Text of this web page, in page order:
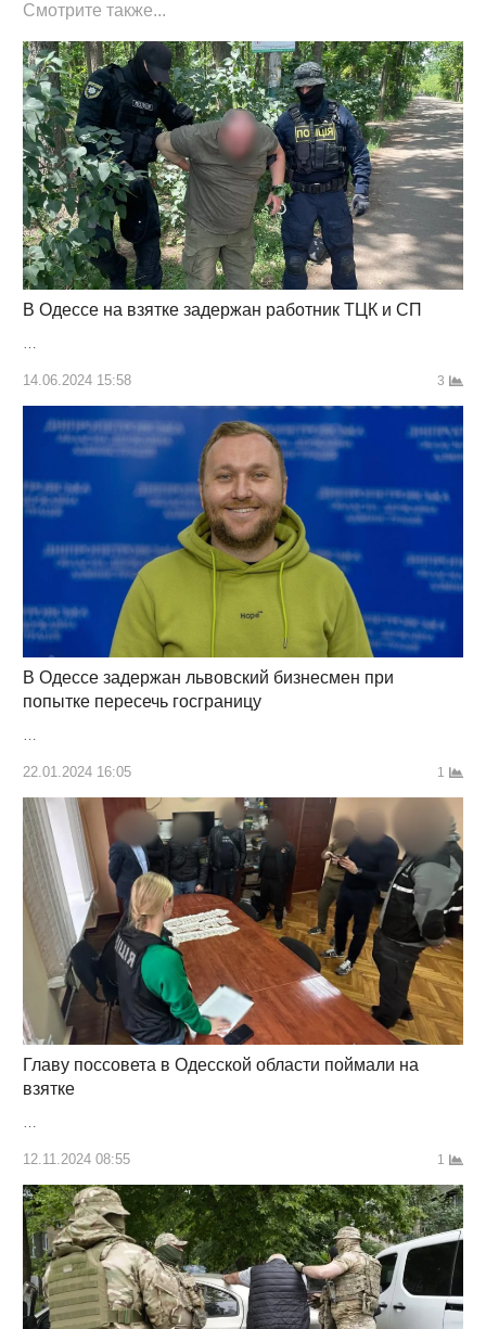
Смотрите также...
В Одессе на взятке задержан работник ТЦК и СП
14.06.2024 15:58 3
В Одессе задержан львовский бизнесмен при
попытке пересечь госграницу
22.01.2024 16:05 1
Главу поссовета в Одесской области поймали на
взятке
…
12.11.2024 08:55 1